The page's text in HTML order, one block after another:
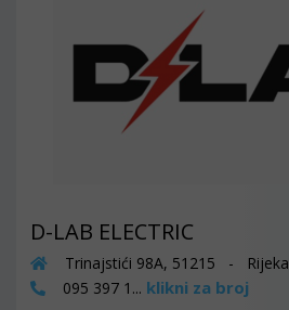
D-LAB ELECTRIC
Trinajstići 98A, 51215 - Rijeka
095 397 1... klikni za broj